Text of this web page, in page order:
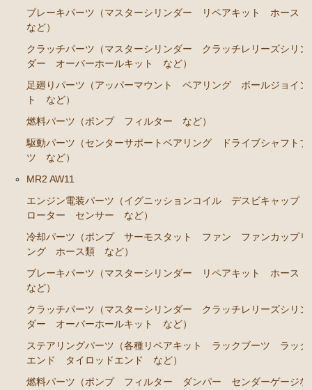
ブレーキパーツ（マスターシリンダー リペアキット ホース
など）
クラッチパーツ（マスターシリンダー クラッチレリーズシリン
ダー オーバーホールキット など）
足廻りパーツ（アッパーマウント ベアリング ボールジョイン
ト など）
燃料パーツ（ポンプ フィルター など）
駆動パーツ（センターサポートベアリング ドライブシャフトブ
ツ など）
MR2 AW11
エンジン電装パーツ（イグニッションコイル デスビキャップ
ローター センサー など）
冷却パーツ（ポンプ サーモスタット ファン ファンカップリ
ング ホース類 など）
ブレーキパーツ（マスターシリンダー リペアキット ホース
など）
クラッチパーツ（マスターシリンダー クラッチレリーズシリン
ダー オーバーホールキット など）
ステアリングパーツ（各種リペアキット ラックブーツ ラック
エンド タイロッドエンド など）
燃料パーツ（ポンプ フィルター ダンパー センダーゲージな